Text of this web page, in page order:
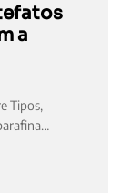
a
Tipos,